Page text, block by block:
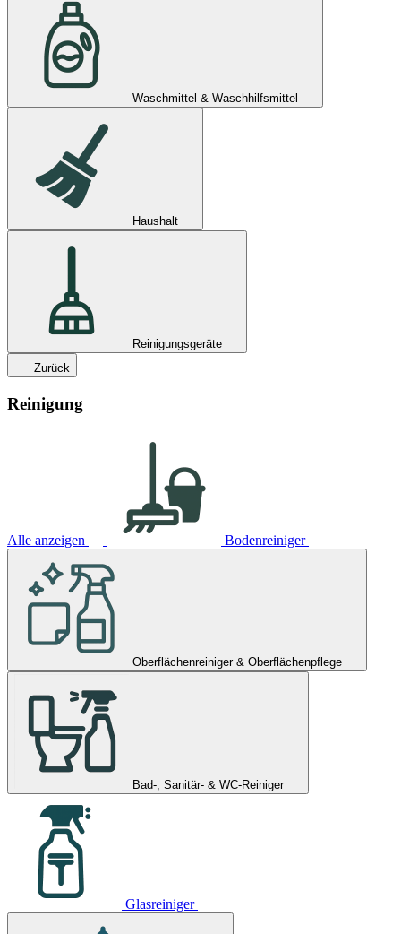
Waschmittel & Waschhilfsmittel
Haushalt
Reinigungsgeräte
Zurück
Reinigung
Alle anzeigen Bodenreiniger
Oberflächenreiniger & Oberflächenpflege
Bad-, Sanitär- & WC-Reiniger
Glasreiniger